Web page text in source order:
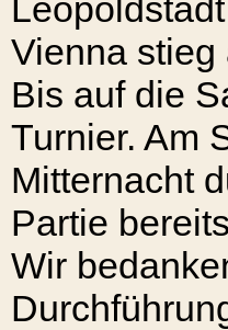
Vienna stieg
Bis auf die
Turnier. Am
Mitternacht
Partie
Wir